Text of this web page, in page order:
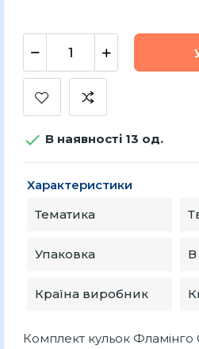
 В наявності 13 од.
Характеристики
Тематика
Упаковка В
Країна виробник
Комплект кульок Фламінго